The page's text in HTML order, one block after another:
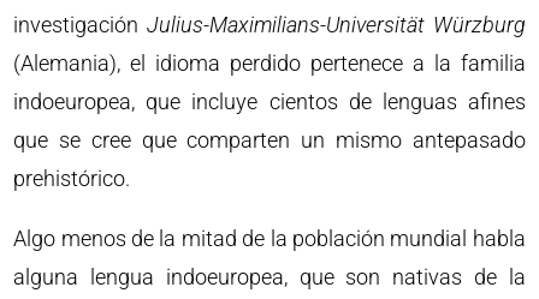
investigación Julius-Maximilians-Universität Würzburg
(Alemania), el idioma perdido pertenece a la familia
indoeuropea, que incluye cientos de lenguas afines
que se cree que comparten un mismo antepasado
prehistórico.
Algo menos de la mitad de la población mundial habla
alguna lengua indoeuropea, que son nativas de la